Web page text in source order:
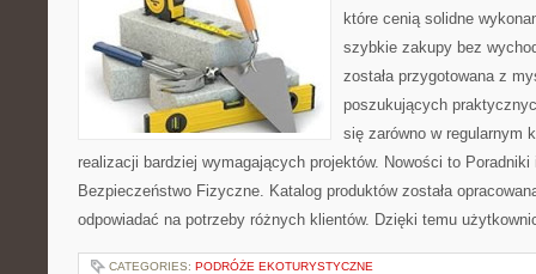
które cenią solidne
szybkie zakupy bez
została przygotowana z
poszukujących
się zarówno w regularnym
realizacji bardziej wymagających projektów. Nowości to
Bezpieczeństwo Fizyczne. Katalog produktów została
odpowiadać na potrzeby różnych klientów. Dzięki temu
CATEGORIES: PODRÓŻE EKOTURYSTYCZNE